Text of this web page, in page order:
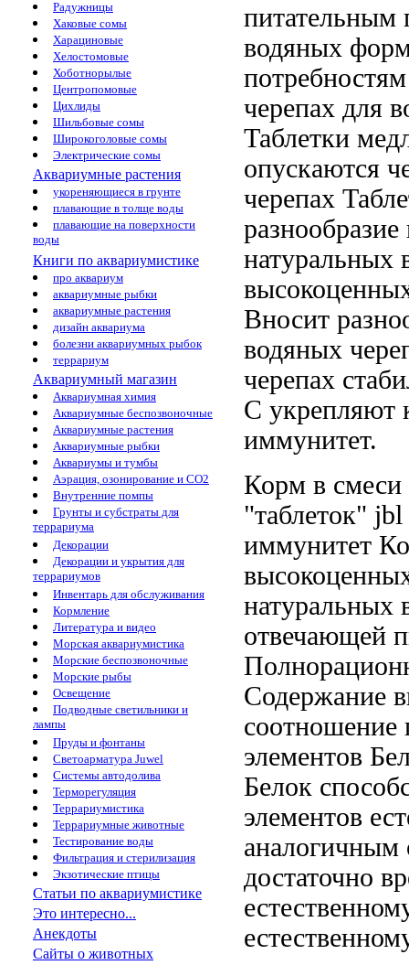
Радужницы
Хаковые сомы
Харациновые
Хелостомовые
Хоботнорылые
Центропомовые
Цихлиды
Шильбовые сомы
Широкоголовые сомы
Электрические сомы
Аквариумные растения
укореняющиеся в грунте
плавающие в толще воды
плавающие на поверхности
воды
Книги по аквариумистике
про аквариум
аквариумные рыбки
аквариумные растения
дизайн аквариума
болезни аквариумных рыбок
террариум
Аквариумный магазин
Аквариумная химия
Аквариумные беспозвоночные
Аквариумные растения
Аквариумные рыбки
Аквариумы и тумбы
Аэрация, озонирование и CO2
Внутренние помпы
Грунты и субстраты для
террариума
Декорации
Декорации и укрытия для
террариумов
Инвентарь для обслуживания
Кормление
Литература и видео
Морская аквариумистика
Морские беспозвоночные
Морские рыбы
Освещение
Подводные светильники и
лампы
Пруды и фонтаны
Светоарматура Juwel
Системы автодолива
Терморегуляция
Террариумистика
Террариумные животные
Тестирование воды
Фильтрация и стерилизация
Экзотические птицы
Статьи по аквариумистике
Это интересно...
Анекдоты
Сайты о животных
питательным
водяных
черепах для
Таблетки
опускаются
черепах
натуральных
Вносит
водяных
черепах
С укрепляют
иммунитет.
Корм в
"таблеток" jbl
иммунитет
натуральных
отвечающей
Содержание
соотношение
элементов
Белок
элементов
аналогичным
достаточно